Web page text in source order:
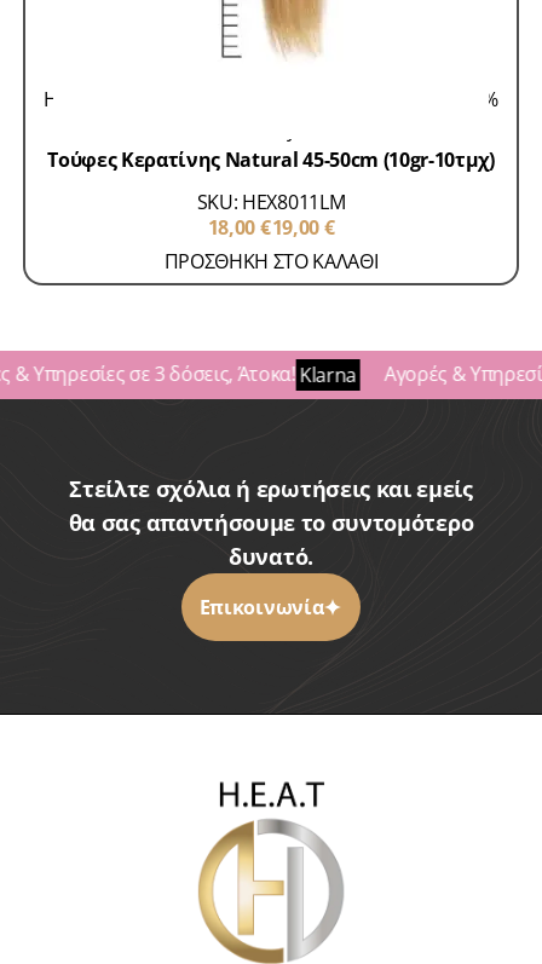
Hair Extensions 100% Remy
Τούφες Κερατίνης 100%
Τούφες Κερατίνης Natural 45-50cm (10gr-10τμχ)
SKU: HEX8011LM
18,00€19,00€
ΠΡΟΣΘΗΚΗ ΣΤΟ ΚΑΛΑΘΙ
& Υπηρεσίες σε 3 δόσεις, Άτοκα!Klarna Αγορές &
Στείλτε σχόλια ή ερωτήσεις και εμείς
θα σας απαντήσουμε το συντομότερο
δυνατό.
Επικοινωνία